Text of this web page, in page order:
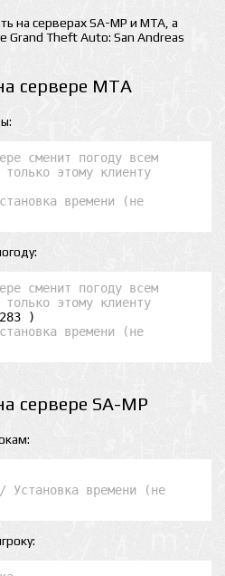
на серверах SA-MP и MTA, а
Grand Theft Auto: San Andreas
сервере MTA
сменит погоду всем
этому клиенту
времени (не
сменит погоду всем
этому клиенту
времени (не
сервере SA-MP
Установка времени (не